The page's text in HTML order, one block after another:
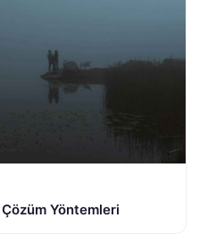
Yöntemleri